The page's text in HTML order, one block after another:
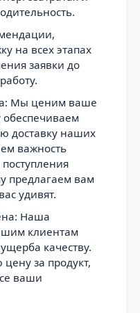
на всех этапах
заявки до
Мы ценим ваше
обеспечиваем
доставку наших
важность
предлагаем вам
удивят.
Наша
клиентам
качеству.
за продукт,
ваши